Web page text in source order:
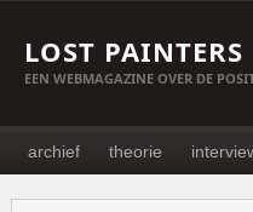
LOST PAINTERS
EEN WEBMAGAZINE OVER DE
archief theorie